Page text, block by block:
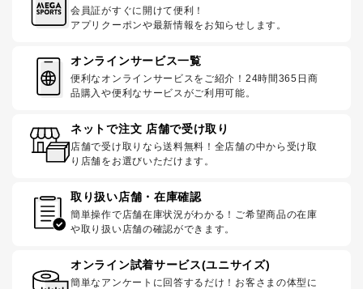
会員証がすぐに開けて便利！
アプリクーポンや最新情報をお知らせします。
オンラインサービス一覧
便利なオンラインサービスをご紹介！24時間365日商
品購入や便利なサービスがご利用可能。
ネットで注文 店舗で受け取り
店舗で受け取りなら送料無料！全店舗の中から受け取
り店舗をお選びいただけます。
取り扱い店舗・在庫確認
簡単操作で店舗在庫状況がわかる！ご希望商品の在庫
や取り扱い店舗の確認ができます。
オンライン試着サービス(ユニサイズ)
簡単なアンケートに回答するだけ！お客さまの体型に